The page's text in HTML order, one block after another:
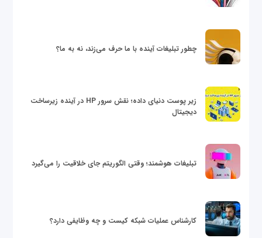
چطور تبلیغات آینده با ما حرف می‌زند، نه به ما؟
زیر پوست دنیای داده؛ نقش سرور HP در آینده زیرساخت
دیجیتال
تبلیغات هوشمند؛ وقتی الگوریتم جای خلاقیت را می‌گیرد
کارشناس عملیات شبکه کیست و چه وظایفی دارد؟